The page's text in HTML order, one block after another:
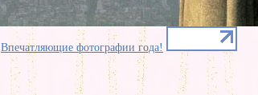
Впечатляющие фотографии года!